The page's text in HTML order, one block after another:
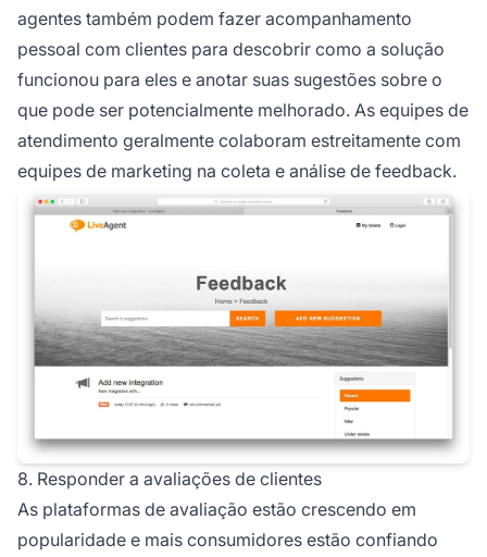
agentes também podem fazer acompanhamento
pessoal com clientes para descobrir como a solução
funcionou para eles e anotar suas sugestões sobre o
que pode ser potencialmente melhorado. As equipes de
atendimento geralmente colaboram estreitamente com
equipes de marketing na coleta e análise de feedback.
8. Responder a avaliações de clientes
As plataformas de avaliação estão crescendo em
popularidade e mais consumidores estão confiando